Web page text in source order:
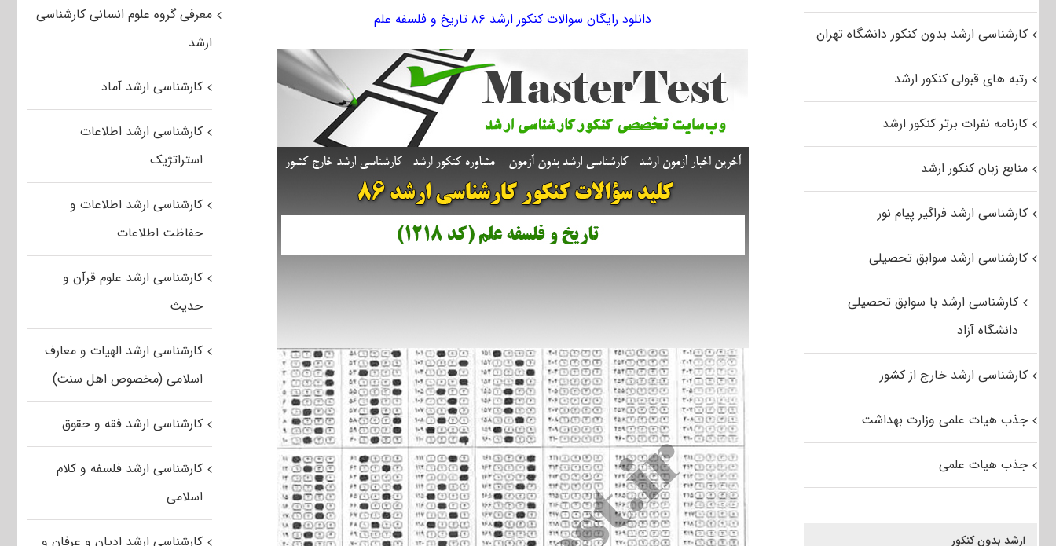
دانلود رایگان سوالات کنکور ارشد ۸۶ تاریخ و فلسفه‌ علم‌
معرفی گروه علوم انسانی کارشناسی
ارشد
کارشناسی ارشد آماد
کارشناسی ارشد اطلاعات
استراتژیک
کارشناسی ارشد اطلاعات و
حفاظت اطلاعات
کارشناسی ارشد علوم قرآن و
حدیث
کارشناسی ارشد الهیات و معارف
اسلامی (مخصوص اهل سنت)
کارشناسی ارشد فقه و حقوق
کارشناسی ارشد فلسفه و کلام
اسلامی
کارشناسی ارشد ادیان و عرفان و
کارشناسی ارشد بدون کنکور دانشگاه تهران
رتبه های قبولی کنکور ارشد
کارنامه نفرات برتر کنکور ارشد
منابع زبان کنکور ارشد
کارشناسی ارشد فراگیر پیام نور
کارشناسی ارشد سوابق تحصیلی
کارشناسی ارشد با سوابق تحصیلی
دانشگاه آزاد
کارشناسی ارشد خارج از کشور
جذب هیات علمی وزارت بهداشت
جذب هیات علمی
ارشد بدون کنکور